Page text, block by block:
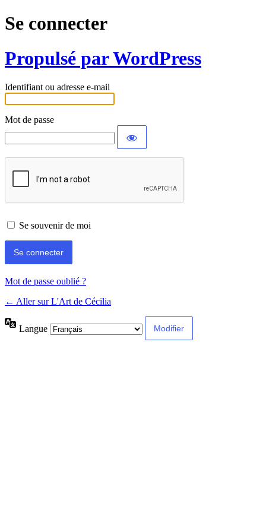
Se connecter
Propulsé par WordPress
Identifiant ou adresse e-mail
Mot de passe
Se souvenir de moi
Mot de passe oublié ?
← Aller sur L'Art de Cécilia
Langue